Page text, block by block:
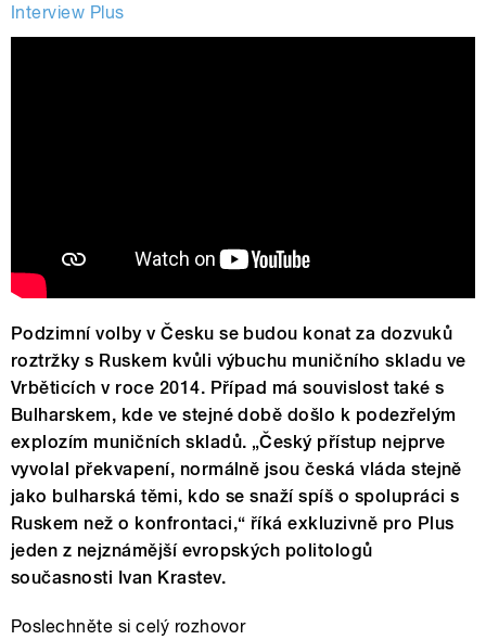
Interview Plus
Podzimní volby v Česku se budou konat za dozvuků
roztržky s Ruskem kvůli výbuchu muničního skladu ve
Vrběticích v roce 2014. Případ má souvislost také s
Bulharskem, kde ve stejné době došlo k podezřelým
explozím muničních skladů. „Český přístup nejprve
vyvolal překvapení, normálně jsou česká vláda stejně
jako bulharská těmi, kdo se snaží spíš o spolupráci s
Ruskem než o konfrontaci,“ říká exkluzivně pro Plus
jeden z nejznámější evropských politologů
současnosti Ivan Krastev.
Poslechněte si celý rozhovor